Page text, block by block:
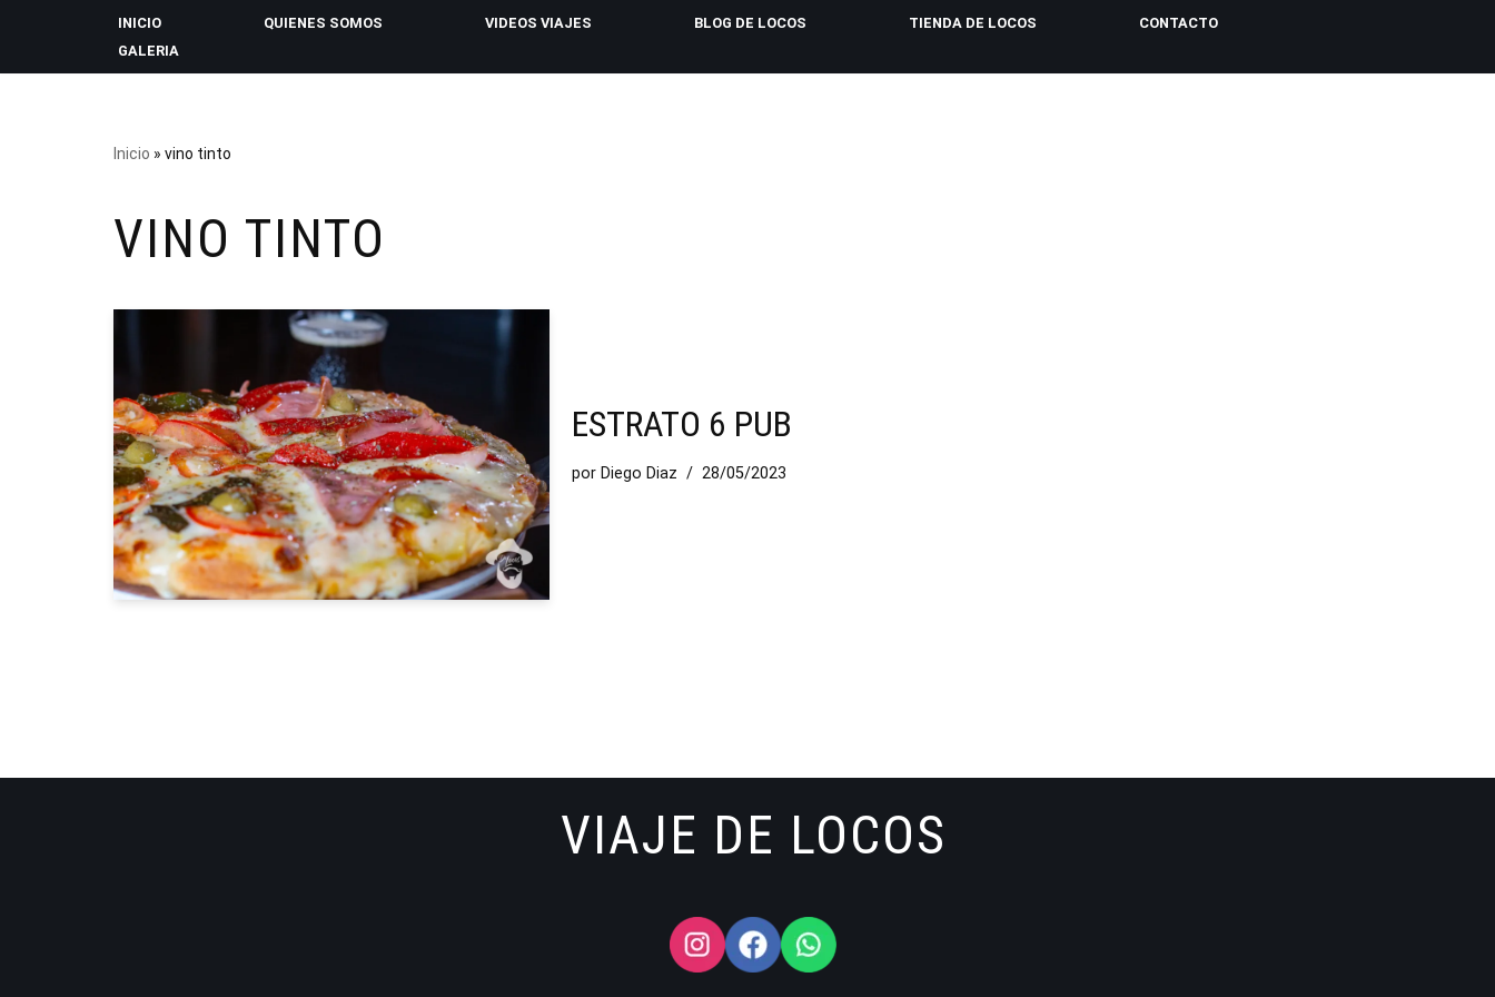
INICIO QUIENES SOMOS VIDEOS VIAJES BLOG DE LOCOS TIENDA DE LOCOS
CONTACTO
GALERIA
Inicio » vino tinto
VINO TINTO
ESTRATO 6 PUB
por Diego Diaz 28/05/2023
VIAJE DE LOCOS